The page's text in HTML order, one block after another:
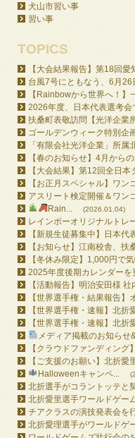
犬山市習い事
習い事
TOPICS
【大会結果報告】第18回愛
台風7号にともなう、6月26
【Rainbowから世界へ！】
2026年度、日本代表選考会
扶桑町表敬訪問【光洋企業
ゴールデンウィーク特別
「有限会社光洋企業」所
【春のお知らせ】4月から
【大会結果】第12回全日本
【お正月スペシャル】ワン
アスリート検定開催＆ワン
Rain... (2026.01.04)
レインボーオリジナルトレ
【新規生徒募集中】日本代
【お知らせ】江南校舎、扶
【冬休み限定】1,000円で
2025年度後期カレンダーを
【活動報告】明治安田様 社
【世界選手権・結果報告】
【世界選手権・速報】北折
【世界選手権・速報】北折
メディア掲載のお知らせ
【クラウドファンディング
【ご支援のお願い】北折愛
Halloweenキャンペ...
北折選手がコラントッテと
北折愛里選手ワールドゲー
チアクラスの演技発表会を
北折愛理選手がワールドゲ